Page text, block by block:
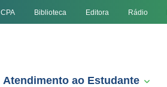
CPA Biblioteca Editora Rádio
Atendimento ao Estudante